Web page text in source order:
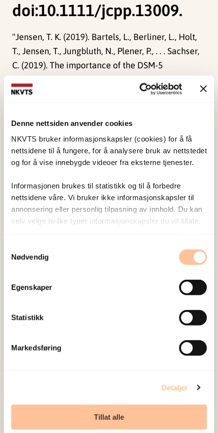
Denne nettsiden anvender cookies
NKVTS bruker informasjonskapsler (cookies) for å få
nettsidene til å fungere, for å analysere bruk av nettstedet
og for å vise innebygde videoer fra eksterne tjenester.
Informasjonen brukes til statistikk og til å forbedre
nettsidene våre. Vi bruker ikke informasjonskapsler til
annonsering eller personlig tilpasning av innhold. Du kan
selv velge hvilke typer informasjonskapsler du vil tillate.
Nødvendig
Egenskaper
Statistikk
Markedsføring
Detaljer
Tillat alle
doi:10.1111/jcpp.13009.
"Jensen, T. K. (2019). Bartels, L., Berliner, L., Holt,
T., Jensen, T., Jungbluth, N., Plener, P., . . . Sachser,
C. (2019). The importance of the DSM-5
cognitions and mood in traumatized children and
symptom networks in children and adolescents.
Journal of Child Psychology and Psychiatry.
doi:10.1111/jcpp.13009. Journal of Child
Psychology and Psychiatry and Allied
Forskerne
Sist redigert:
NKVTS utvikler og sprer kunnskap og kompetanse